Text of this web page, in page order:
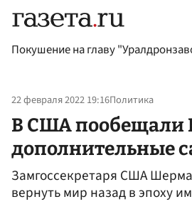
Покушение на главу
22 февраля 2022 19:16Политика
В США пообещали
дополнительные
Замгоссекретаря США
вернуть мир назад в эпоху